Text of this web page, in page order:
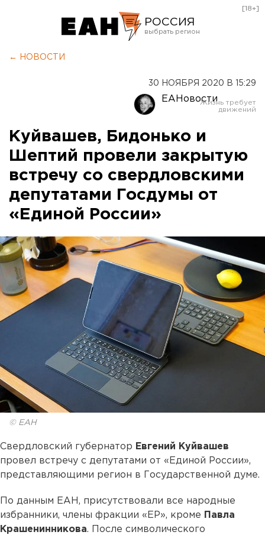
РОССИЯ
Оренбург
[18+]
← НОВОСТИ
30 НОЯБРЯ 2020 В 15:29
ЕАНовости
Куйвашев, Бидонько и
Шептий провели закрытую
встречу со свердловскими
депутатами Госдумы от
«Единой России»
© ЕАН
Свердловский губернатор Евгений Куйвашев
провел встречу с депутатами от «Единой России»,
представляющими регион в Государственной думе.
По данным ЕАН, присутствовали все народные
избранники, члены фракции «ЕР», кроме
Павла
Крашенинникова. После символического